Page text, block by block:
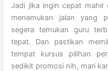
Jadi jika ingin cepat mahir
menemukan jalan yang
segera temukan guru
tepat. Dan pastikan
tempat kursus pilihan
sedikit promosi nih, mari